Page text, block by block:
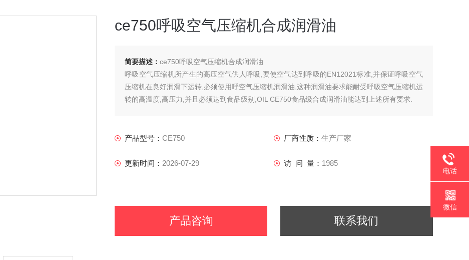
ce750呼吸空气压缩机合成润滑油
简要描述： ce750呼吸空气压缩机合成润滑油
呼吸空气压缩机所产生的高压空气供人呼吸,要使空气达到呼吸的EN12021标准,并保证呼吸空气
压缩机在良好润滑下运转,必须使用呼空气压缩机润滑油,这种润滑油要求能耐受呼吸空气压缩机运
转的高温度,高压力,并且必须达到食品级别,OIL CE750食品级合成润滑油能达到上述所有要求.
产品型号： CE750 厂商性质： 生产厂家
更新时间： 2026-07-29 访 问 量： 1985
产品咨询 联系我们
电话
微信